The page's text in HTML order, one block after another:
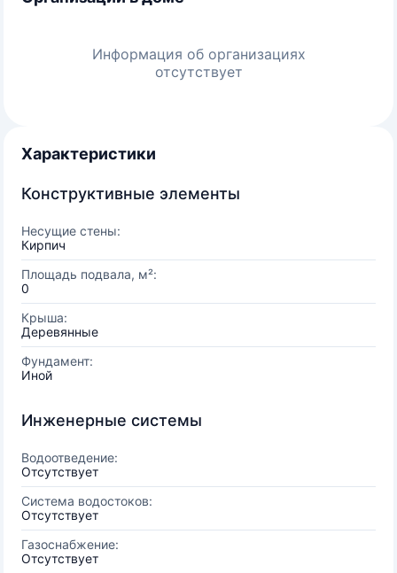
Информация об организациях
отсутствует
Характеристики
Конструктивные элементы
Несущие стены:
Кирпич
Площадь подвала, м²:
0
Крыша:
Деревянные
Фундамент:
Иной
Инженерные системы
Водоотведение:
Отсутствует
Система водостоков:
Отсутствует
Газоснабжение:
Отсутствует